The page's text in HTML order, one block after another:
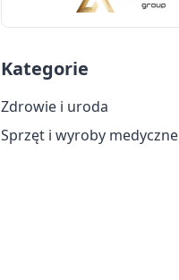
Kategorie
Zdrowie i uroda
Sprzęt i wyroby medyczne